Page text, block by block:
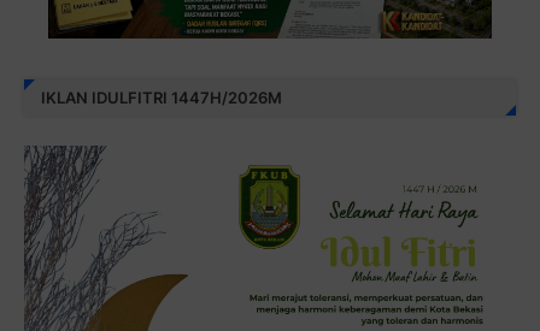
IKLAN IDULFITRI 1447H/2026M